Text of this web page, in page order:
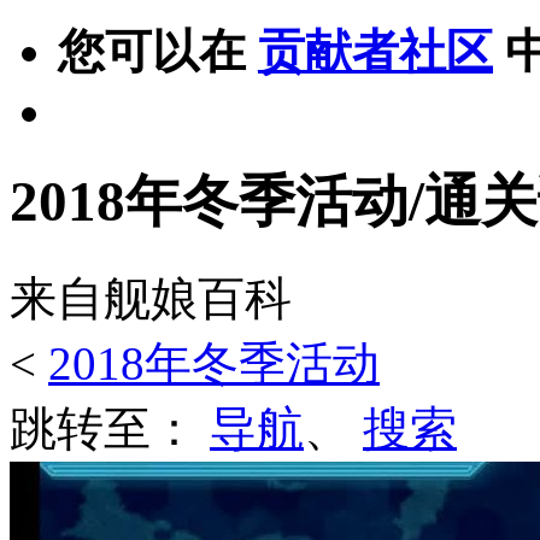
您可以在 贡献者社区
2018年冬季活动/通
来自舰娘百科
< 2018年冬季活动
跳转至： 导航、 搜索